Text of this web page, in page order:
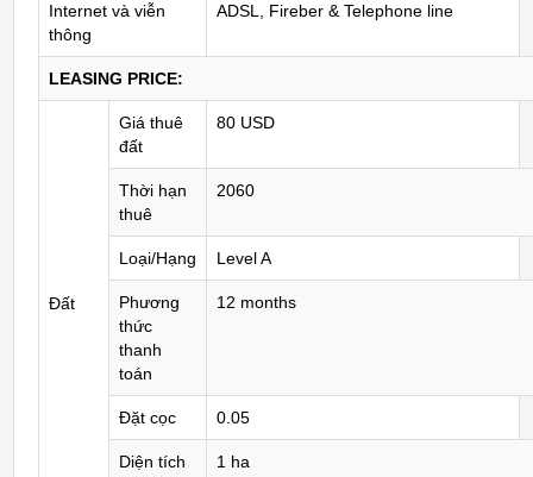
Internet và viễn
thông
ADSL, Fireber & Telephone line
LEASING PRICE:
Đất
Giá thuê
đất
80 USD
Thời hạn
thuê
2060
Loại/Hạng Level A
Phương
thức
thanh
toán
12 months
Đặt cọc 0.05
Diện tích
1 ha